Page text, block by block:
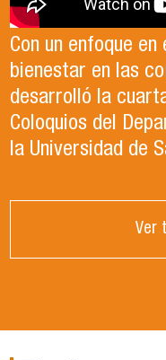
Con un enfoque
bienestar en las
desarrolló la
Coloquios del
la Universidad de
Ver